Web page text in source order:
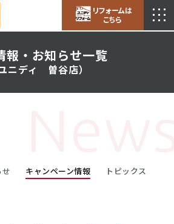
リフォームは
こちら
報・お知らせ一覧
ユニディ 曽谷店）
アクセス
せ キャンペーン情報 トピックス